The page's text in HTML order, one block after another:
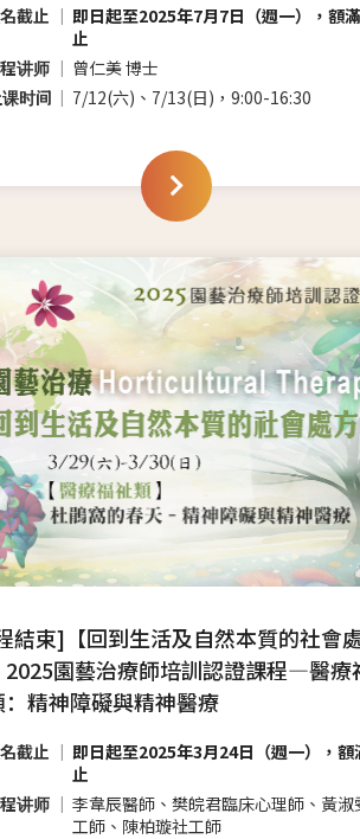
截止
即日起至2025年7月7日（週一），額
止
讲师
曾仁美 博士
时间
7/12(六)、7/13(日)，9:00-16:30
結束]【回到生活及自然本質的社會
2025園藝治療師培訓認證課程—醫療
精神障礙與精神醫療
截止
即日起至2025年3月24日（週一），額
止
讲师
李韋辰醫師、樊皖君臨床心理師、黃淑
工師、陳柏璇社工師